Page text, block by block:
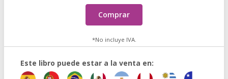
Comprar
*No incluye IVA.
Este libro puede estar a la venta en: